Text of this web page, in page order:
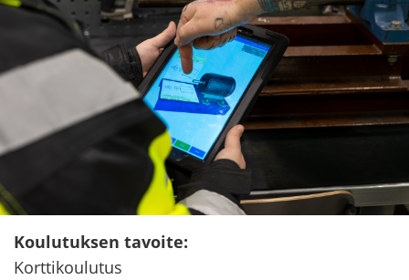
Kou­lu­tuk­sen ta­voi­te:
Kort­ti­kou­lu­tus